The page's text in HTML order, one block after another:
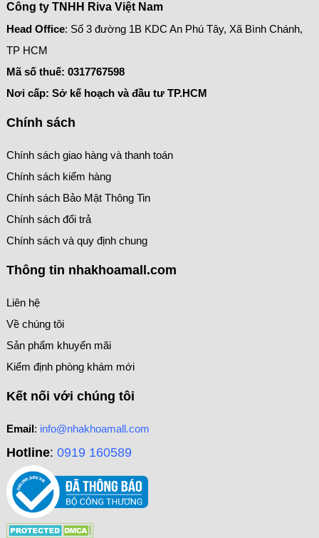
Công ty TNHH Riva Việt Nam
Head Office: Số 3 đường 1B KDC An Phú Tây, Xã Bình Chánh,
TP HCM
Mã số thuế: 0317767598
Nơi cấp: Sở kế hoạch và đầu tư TP.HCM
Chính sách
Chính sách giao hàng và thanh toán
Chính sách kiểm hàng
Chính sách Bảo Mật Thông Tin
Chính sách đổi trả
Chính sách và quy định chung
Thông tin nhakhoamall.com
Liên hệ
Về chúng tôi
Sản phẩm khuyến mãi
Kiểm định phòng khám mới
Kết nối với chúng tôi
Email: info@nhakhoamall.com
Hotline: 0919 160589